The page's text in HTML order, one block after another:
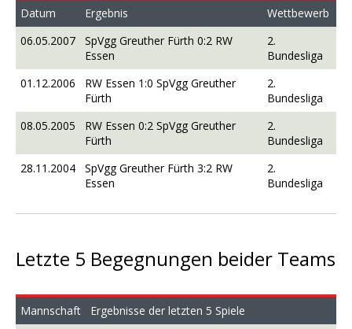
Datum Ergebnis
Wettbewerb
06.05.2007
SpVgg Greuther Fürth 0:2 RW
Essen
2.
Bundesliga
01.12.2006
RW Essen 1:0 SpVgg Greuther
Fürth
2.
Bundesliga
08.05.2005
RW Essen 0:2 SpVgg Greuther
Fürth
2.
Bundesliga
28.11.2004
SpVgg Greuther Fürth 3:2 RW
Essen
2.
Bundesliga
Letzte 5 Begegnungen beider Teams
Mannschaft
Ergebnisse der letzten 5 Spiele